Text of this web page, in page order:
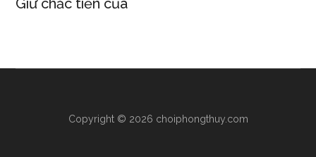
Giữ chắc tiền của
Copyright © 2026 choiphongthuy.com